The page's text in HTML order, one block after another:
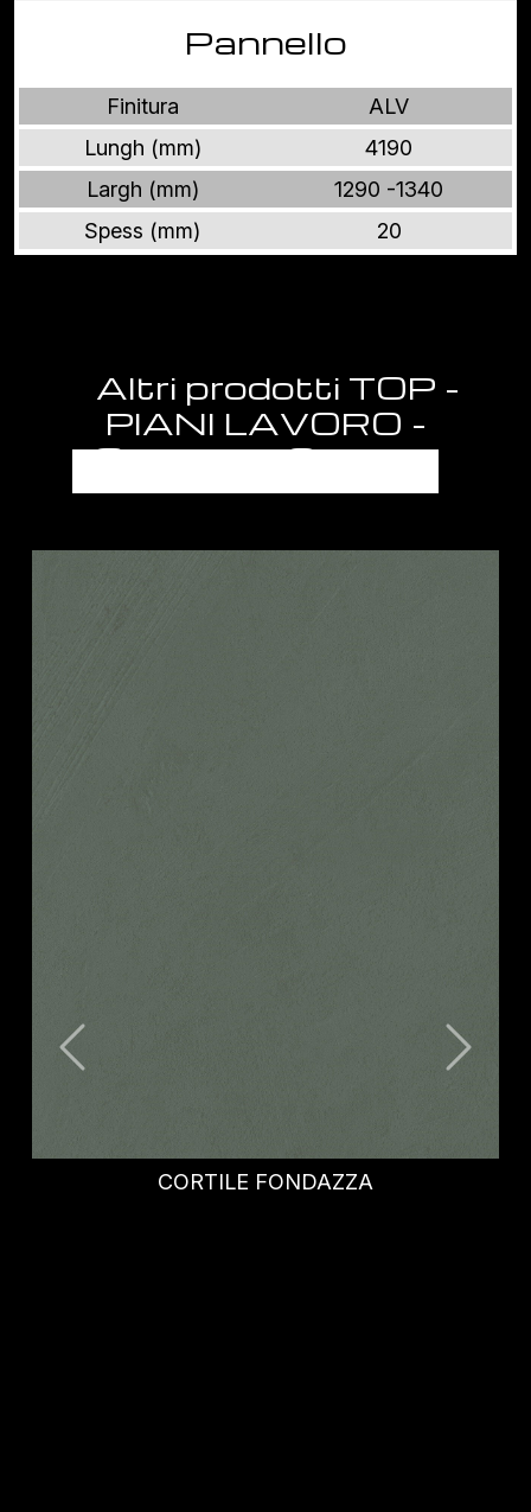
Pannello
Finitura
ALV
Lungh (mm)
4190
Largh (mm)
1290 -1340
Spess (mm)
20
Altri prodotti TOP -
PIANI LAVORO -
SEMILAVORATI